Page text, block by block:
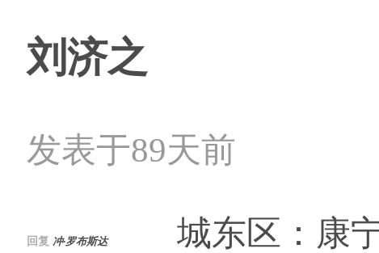
刘济之
发表于89天前
回复 冲·罗布斯达城东区：康宁